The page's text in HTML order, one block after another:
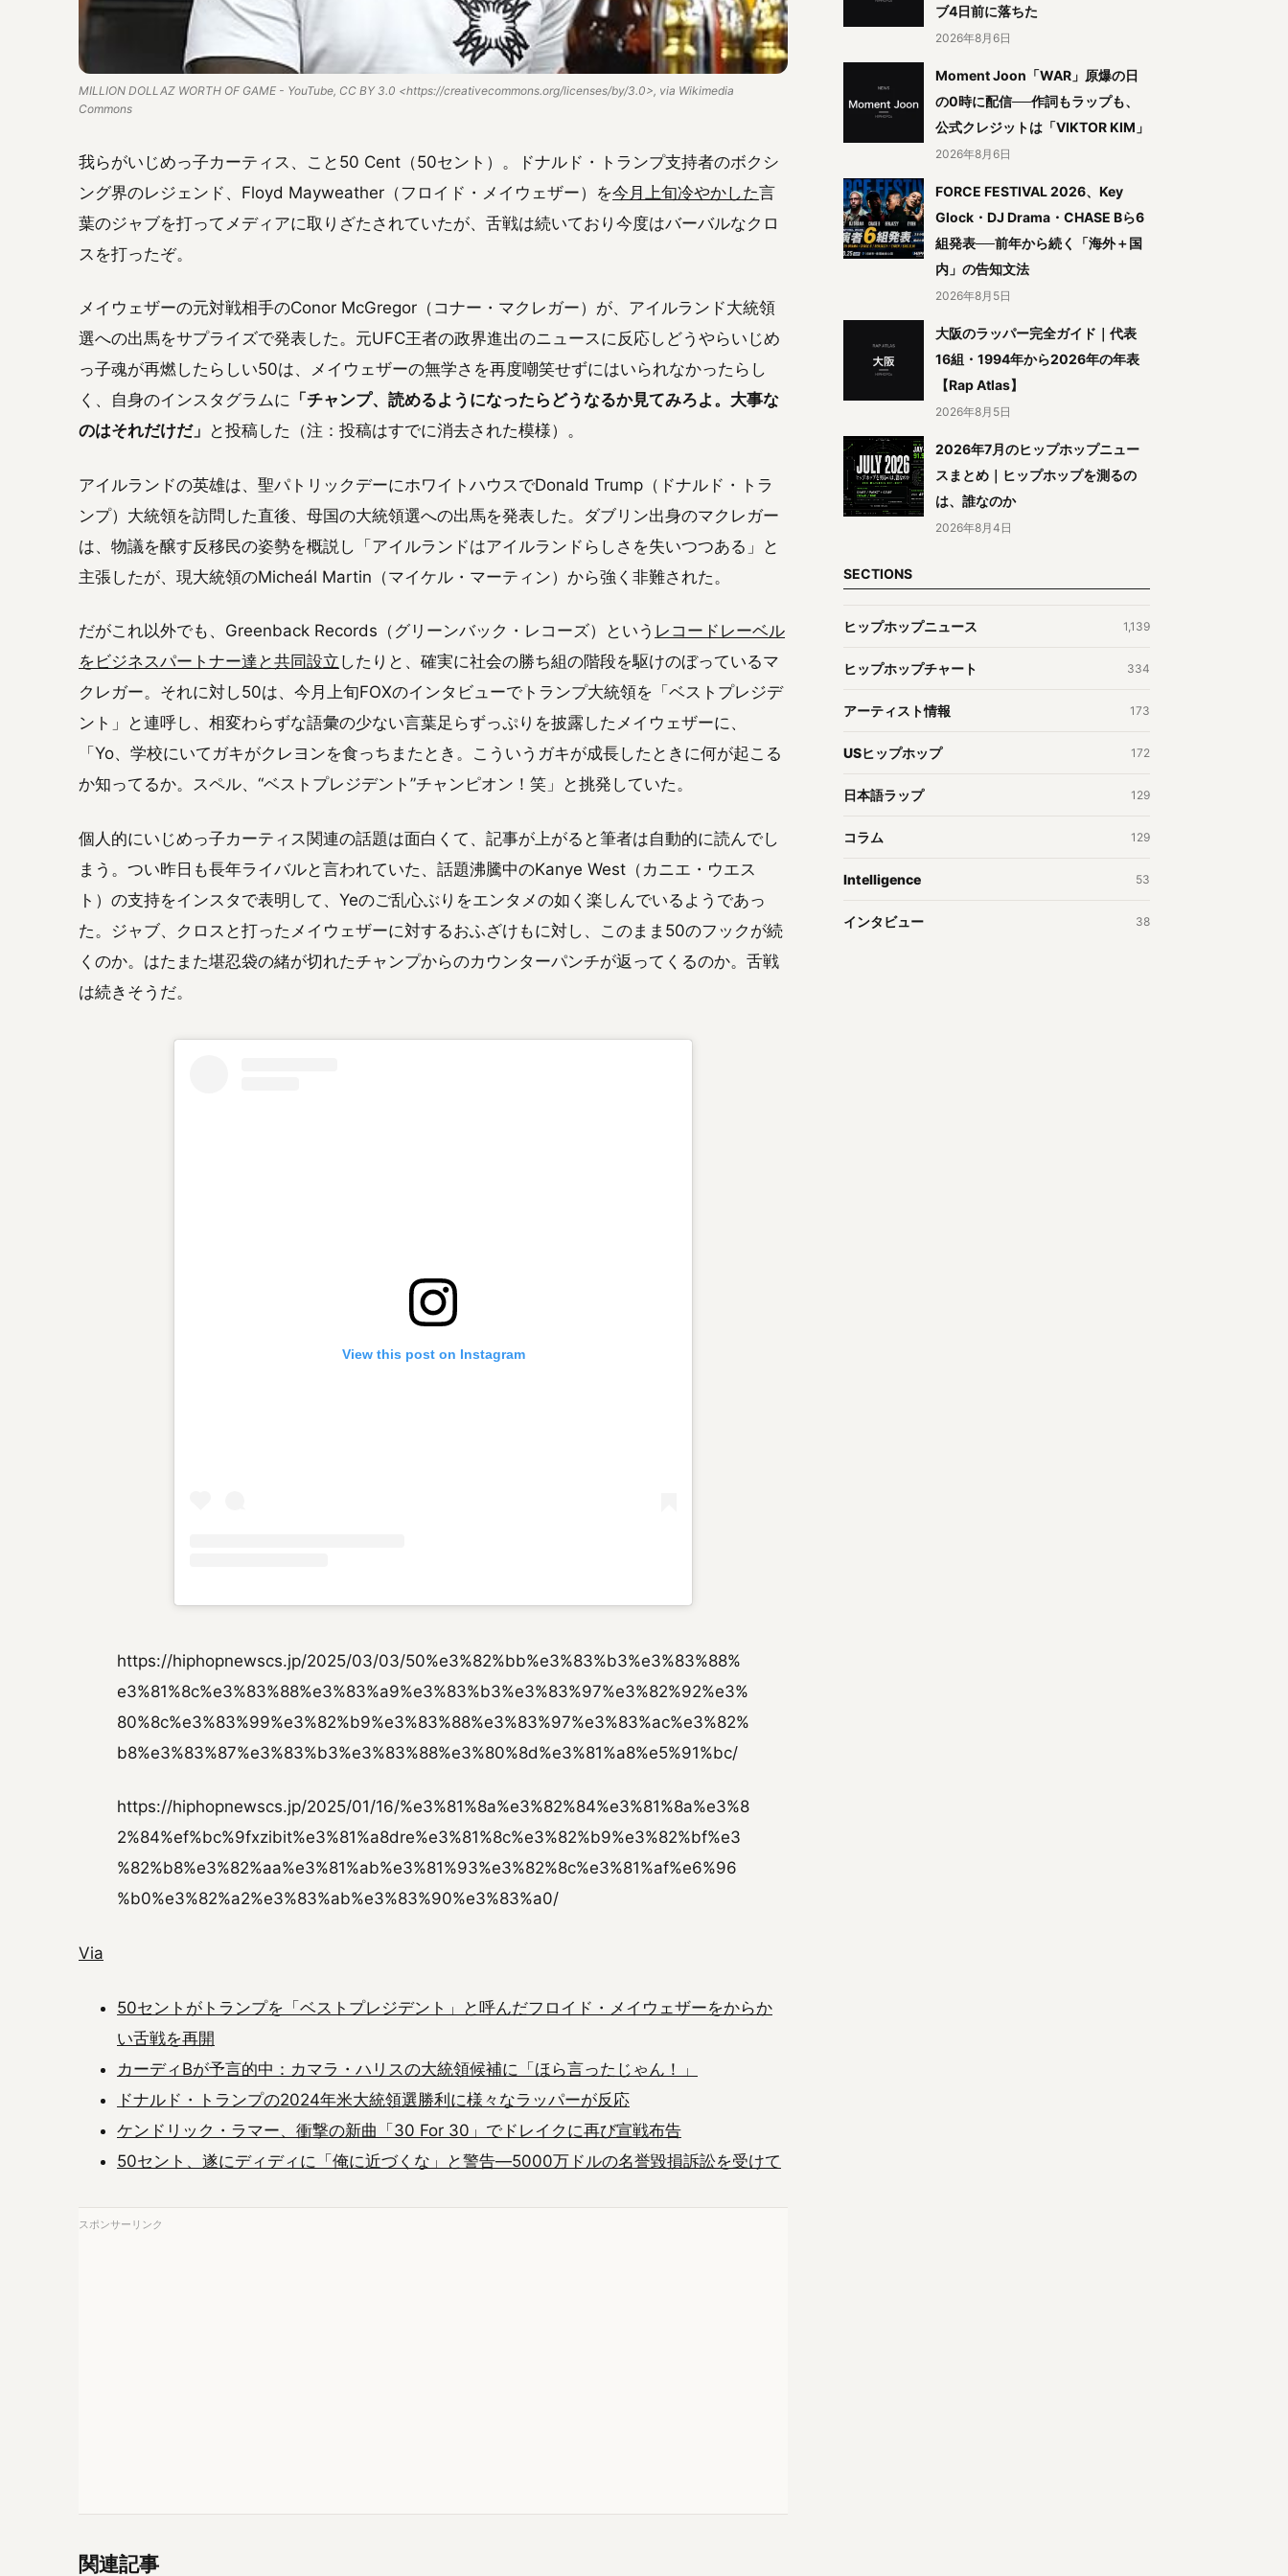
MILLION DOLLAZ WORTH OF GAME - YouTube, CC BY 3.0 <https://creativecommons.org/licenses/by/3.0>, via Wikimedia
Commons
我らがいじめっ子カーティス、こと50 Cent（50セント）。ドナルド・トランプ支持者のボクシ
ング界のレジェンド、Floyd Mayweather（フロイド・メイウェザー）を今月上旬冷やかした言
葉のジャブを打ってメディアに取りざたされていたが、舌戦は続いており今度はバーバルなクロ
スを打ったぞ。
メイウェザーの元対戦相手のConor McGregor（コナー・マクレガー）が、アイルランド大統領
選への出馬をサプライズで発表した。元UFC王者の政界進出のニュースに反応しどうやらいじめ
っ子魂が再燃したらしい50は、メイウェザーの無学さを再度嘲笑せずにはいられなかったらし
く、自身のインスタグラムに 「チャンプ、読めるようになったらどうなるか見てみろよ。大事な
のはそれだけだ」 と投稿した（注：投稿はすでに消去された模様）。
アイルランドの英雄は、聖パトリックデーにホワイトハウスでDonald Trump（ドナルド・トラ
ンプ）大統領を訪問した直後、母国の大統領選への出馬を発表した。ダブリン出身のマクレガー
は、物議を醸す反移民の姿勢を概説し「アイルランドはアイルランドらしさを失いつつある」と
主張したが、現大統領のMicheál Martin（マイケル・マーティン）から強く非難された。
だがこれ以外でも、Greenback Records（グリーンバック・レコーズ）という レコードレーベル
をビジネスパートナー達と共同設立 したりと、確実に社会の勝ち組の階段を駆けのぼっているマ
クレガー。それに対し50は、今月上旬FOXのインタビューでトランプ大統領を「ベストプレジデ
ント」と連呼し、相変わらずな語彙の少ない言葉足らずっぷりを披露したメイウェザーに、
「Yo、学校にいてガキがクレヨンを食っちまたとき。こういうガキが成長したときに何が起こる
か知ってるか。スペル、“ベストプレジデント”チャンピオン！笑」と挑発していた。
個人的にいじめっ子カーティス関連の話題は面白くて、記事が上がると筆者は自動的に読んでし
まう。つい昨日も長年ライバルと言われていた、話題沸騰中のKanye West（カニエ・ウエス
ト）の支持をインスタで表明して、Yeのご乱心ぶりをエンタメの如く楽しんでいるようであっ
た。ジャブ、クロスと打ったメイウェザーに対するおふざけもに対し、このまま50のフックが続
くのか。はたまた堪忍袋の緒が切れたチャンプからのカウンターパンチが返ってくるのか。舌戦
は続きそうだ。
View this post on Instagram
https://hiphopnewscs.jp/2025/03/03/50%e3%82%bb%e3%83%b3%e3%83%88%
e3%81%8c%e3%83%88%e3%83%a9%e3%83%b3%e3%83%97%e3%82%92%e3%
80%8c%e3%83%99%e3%82%b9%e3%83%88%e3%83%97%e3%83%ac%e3%82%
b8%e3%83%87%e3%83%b3%e3%83%88%e3%80%8d%e3%81%a8%e5%91%bc/
https://hiphopnewscs.jp/2025/01/16/%e3%81%8a%e3%82%84%e3%81%8a%e3%8
2%84%ef%bc%9fxzibit%e3%81%a8dre%e3%81%8c%e3%82%b9%e3%82%bf%e3
%82%b8%e3%82%aa%e3%81%ab%e3%81%93%e3%82%8c%e3%81%af%e6%96
%b0%e3%82%a2%e3%83%ab%e3%83%90%e3%83%a0/
Via
50セントがトランプを「ベストプレジデント」と呼んだフロイド・メイウェザーをからか
い舌戦を再開
カーディBが予言的中：カマラ・ハリスの大統領候補に「ほら言ったじゃん！」
ドナルド・トランプの2024年米大統領選勝利に様々なラッパーが反応
ケンドリック・ラマー、衝撃の新曲「30 For 30」でドレイクに再び宣戦布告
50セント、遂にディディに「俺に近づくな」と警告―5000万ドルの名誉毀損訴訟を受けて
スポンサーリンク
関連記事
ブ4日前に落ちた
2026年8月6日
Moment Joon「WAR」原爆の日
の0時に配信──作詞もラップも、
公式クレジットは「VIKTOR KIM」
2026年8月6日
FORCE FESTIVAL 2026、Key
Glock・DJ Drama・CHASE Bら6
組発表──前年から続く「海外＋国
内」の告知文法
2026年8月5日
大阪のラッパー完全ガイド｜代表
16組・1994年から2026年の年表
【Rap Atlas】
2026年8月5日
2026年7月のヒップホップニュー
スまとめ｜ヒップホップを測るの
は、誰なのか
2026年8月4日
SECTIONS
ヒップホップニュース 1,139
ヒップホップチャート 334
アーティスト情報 173
USヒップホップ 172
日本語ラップ 129
コラム 129
Intelligence 53
インタビュー 38